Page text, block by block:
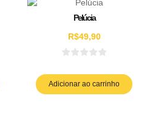
Pelúcia
R$49,90
Adicionar ao carrinho